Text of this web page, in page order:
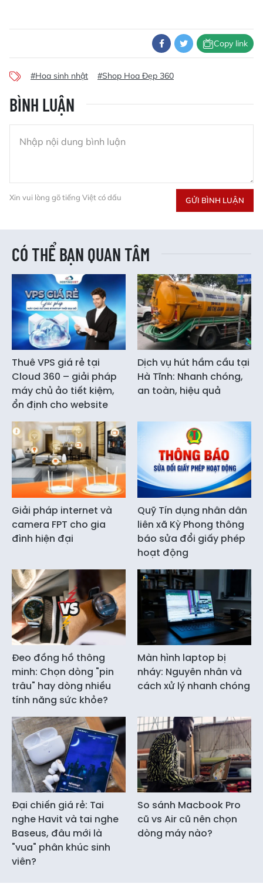
Copy link
#Hoa sinh nhật #Shop Hoa Đẹp 360
BÌNH LUẬN
Xin vui lòng gõ tiếng Việt có dấu GỬI BÌNH LUẬN
CÓ THỂ BẠN QUAN TÂM
Thuê VPS giá rẻ tại
Cloud 360 – giải pháp
máy chủ ảo tiết kiệm,
ổn định cho website
Dịch vụ hút hầm cầu tại
Hà Tĩnh: Nhanh chóng,
an toàn, hiệu quả
Giải pháp internet và
camera FPT cho gia
đình hiện đại
Quỹ Tín dụng nhân dân
liên xã Kỳ Phong thông
báo sửa đổi giấy phép
hoạt động
Đeo đồng hồ thông
minh: Chọn dòng "pin
trâu" hay dòng nhiều
tính năng sức khỏe?
Màn hình laptop bị
nháy: Nguyên nhân và
cách xử lý nhanh chóng
Đại chiến giá rẻ: Tai
nghe Havit và tai nghe
Baseus, đâu mới là
"vua" phân khúc sinh
viên?
So sánh Macbook Pro
cũ vs Air cũ nên chọn
dòng máy nào?